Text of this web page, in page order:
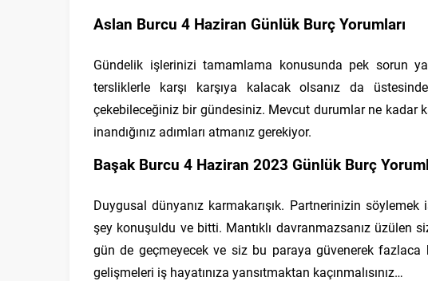
Aslan Burcu 4 Haziran Günlük Burç Yorumları
Gündelik işlerinizi tamamlama konusunda pek sorun
tersliklerle karşı karşıya kalacak olsanız da
çekebileceğiniz bir gündesiniz. Mevcut durumlar ne kadar
inandığınız adımları atmanız gerekiyor.
Başak Burcu 4 Haziran 2023 Günlük Burç
Duygusal dünyanız karmakarışık. Partnerinizin
şey konuşuldu ve bitti. Mantıklı davranmazsanız üzülen
gün de geçmeyecek ve siz bu paraya güvenerek fazlaca
gelişmeleri iş hayatınıza yansıtmaktan kaçınmalısınız…